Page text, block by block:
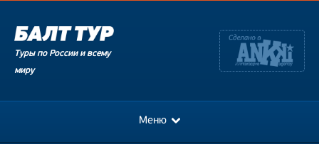
Туры по России и всему
миру
Меню